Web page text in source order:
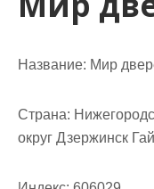
Название: Мир
Страна:
округ Дзержинск